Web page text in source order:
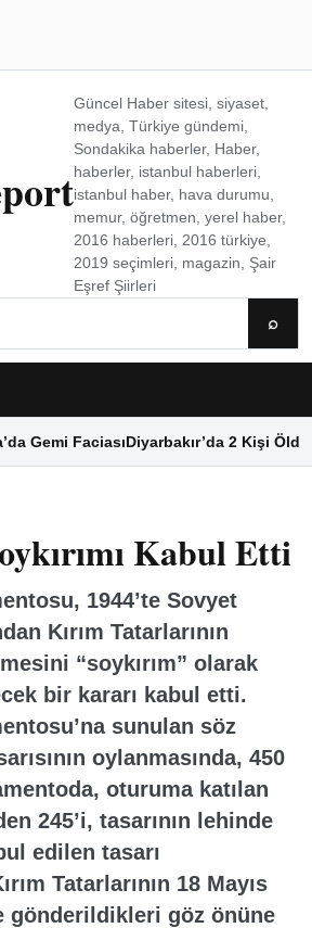
Güncel Haber sitesi, siyaset,
medya, Türkiye gündemi,
Sondakika haberler, Haber,
haberler, istanbul haberleri,
istanbul haber, hava durumu,
memur, öğretmen, yerel haber,
2016 haberleri, 2016 türkiye,
2019 seçimleri, magazin, Şair
Eşref Şiirleri
⌕
Gemi FaciasıDiyarbakır’da 2 Kişi Öldü
Kabul Etti
1944’te Sovyet
Kırım Tatarlarının
“soykırım” olarak
bir kararı kabul etti.
sunulan söz
oylanmasında, 450
oturuma katılan
245’i, tasarının lehinde
edilen tasarı
Tatarlarının 18 Mayıs
gönderildikleri göz önüne